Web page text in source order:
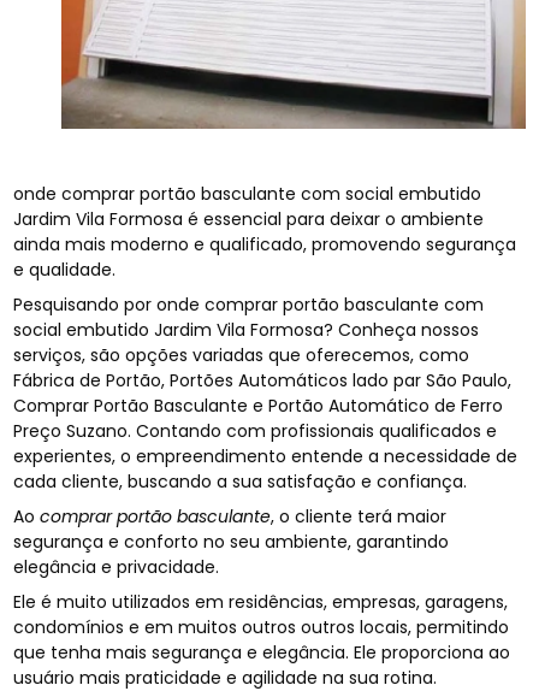
onde comprar portão basculante com social embutido
Jardim Vila Formosa é essencial para deixar o ambiente
ainda mais moderno e qualificado, promovendo segurança
e qualidade.
Pesquisando por onde comprar portão basculante com
social embutido Jardim Vila Formosa? Conheça nossos
serviços, são opções variadas que oferecemos, como
Fábrica de Portão, Portões Automáticos lado par São Paulo,
Comprar Portão Basculante e Portão Automático de Ferro
Preço Suzano. Contando com profissionais qualificados e
experientes, o empreendimento entende a necessidade de
cada cliente, buscando a sua satisfação e confiança.
Aocomprar portão basculante, o cliente terá maior
segurança e conforto no seu ambiente, garantindo
elegância e privacidade.
Ele é muito utilizados em residências, empresas, garagens,
condomínios e em muitos outros outros locais, permitindo
que tenha mais segurança e elegância. Ele proporciona ao
usuário mais praticidade e agilidade na sua rotina.